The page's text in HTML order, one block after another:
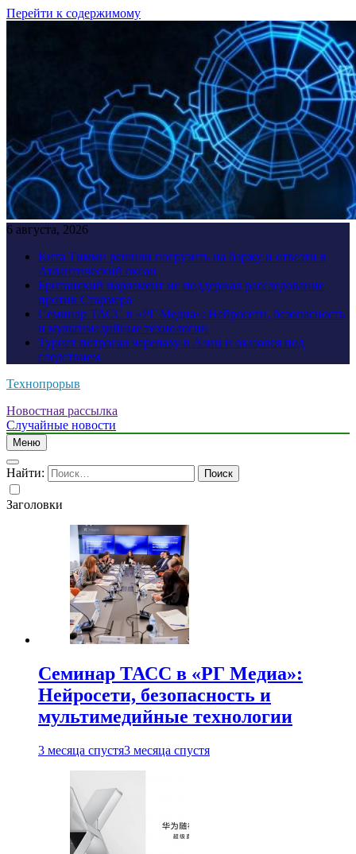
Перейти к содержимому
6 августа, 2026
Кита Тимми решили погрузить на баржу и отвезти в
Атлантический океан
Британский парламент не поддержал расследование
против Стармера
Семинар ТАСС в «РГ Медиа»: Нейросети, безопасность
и мультимедийные технологии
Турист потрогал черепаху в Азии и оказался под
следствием
Технопрорыв
Новостная рассылка
Случайные новости
Меню
Найти:
Заголовки
Семинар ТАСС в «РГ Медиа»:
Нейросети, безопасность и
мультимедийные технологии
3 месяца спустя3 месяца спустя